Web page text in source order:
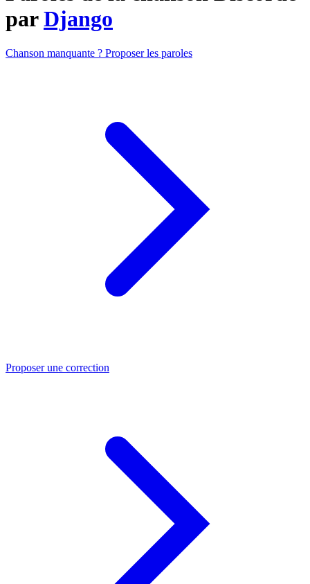
parDjango
Chanson manquante ? Proposer les paroles
Proposer une correction